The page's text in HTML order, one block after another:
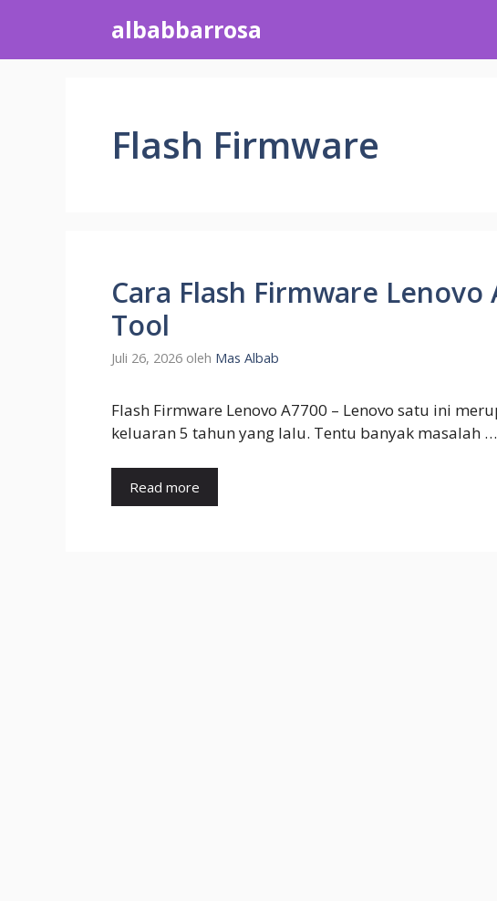
isi
albabbarrosa
Flash Firmware
Cara Flash Firmware Lenovo
Tool
Juli 26, 2026 oleh Mas Albab
Flash Firmware Lenovo A7700 – Lenovo satu ini
keluaran 5 tahun yang lalu. Tentu banyak masalah …
Read more